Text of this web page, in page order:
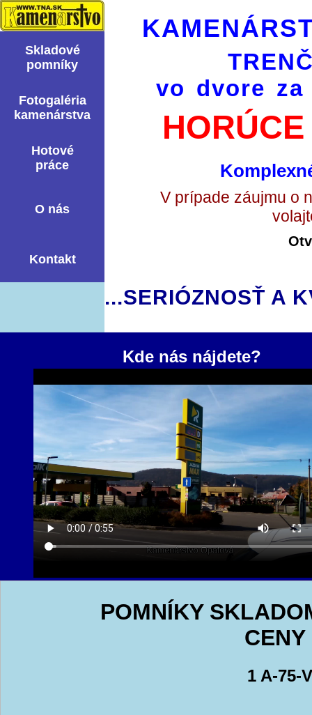
Skladové
pomní­ky
Fotogaléria
kamenárstva
Hotové
práce
O nás
Kontakt
vo dvore za
V prípade záujmu o
...SERIÓZNOSŤ A
Kde nás nájdete?
POMNÍKY
1 A-75-